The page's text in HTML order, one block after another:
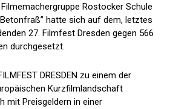
Rostocker Schule
hatte sich auf dem, letztes
27. Filmfest Dresden gegen 566
durchgesetzt.
DRESDEN zu einem der
Kurzfilmlandschaft
mit Preisgeldern in einer